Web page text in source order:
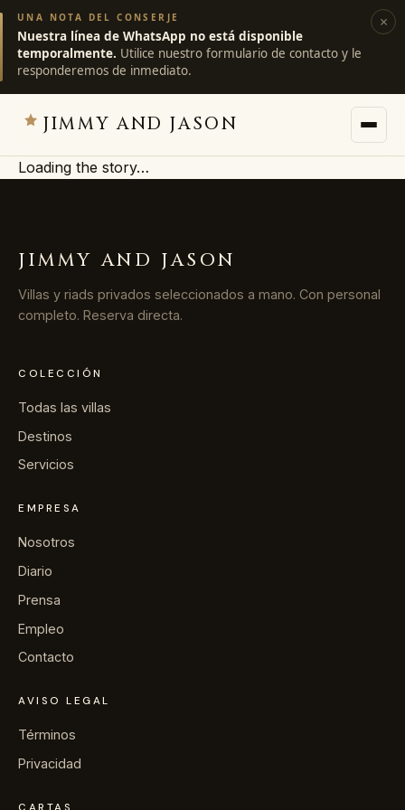
UNA NOTA DEL CONSERJE
Nuestra línea de WhatsApp no está disponible
temporalmente. Utilice nuestro formulario de contacto y le
responderemos de inmediato.
×
JIMMY AND JASON
Villas
Destinos
Servicios
Diario
Prensa
Contacto
Escribir a la conserjería por WhatsApp
Loading the story…
JIMMY AND JASON
Villas y riads privados seleccionados a mano. Con personal
completo. Reserva directa.
COLECCIÓN
Todas las villas
Destinos
Servicios
EMPRESA
Nosotros
Diario
Prensa
Empleo
Contacto
AVISO LEGAL
Términos
Privacidad